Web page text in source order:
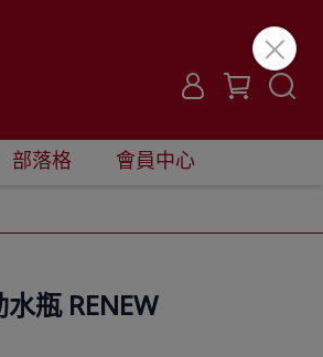
部落格 會員中心
瓶 RENEW